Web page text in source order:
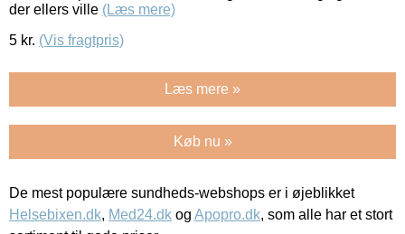
der ellers ville (Læs mere)
5 kr. (Vis fragtpris)
Læs mere »
Køb nu »
De mest populære sundheds-webshops er i øjeblikket
Helsebixen.dk, Med24.dk og Apopro.dk, som alle har et stort